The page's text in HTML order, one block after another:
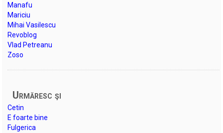
Manafu
Mariciu
Mihai Vasilescu
Revoblog
Vlad Petreanu
Zoso
Urmăresc şi
Cetin
E foarte bine
Fulgerica